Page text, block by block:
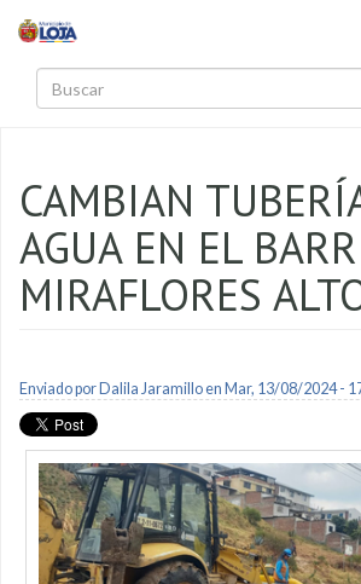
CAMBIAN
AGUA EN EL
MIRAFLORES
Enviado por Dalila Jaramilloen Mar, 13/08/2024 -